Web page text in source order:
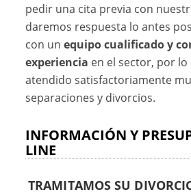
pedir una cita previa con
daremos respuesta lo antes
con unequipo cualificado y
experiencia en el sector, por
atendido satisfactoriamente
separaciones y divorcios.
INFORMACIÓN Y
LINE
TRAMITAMOS SU